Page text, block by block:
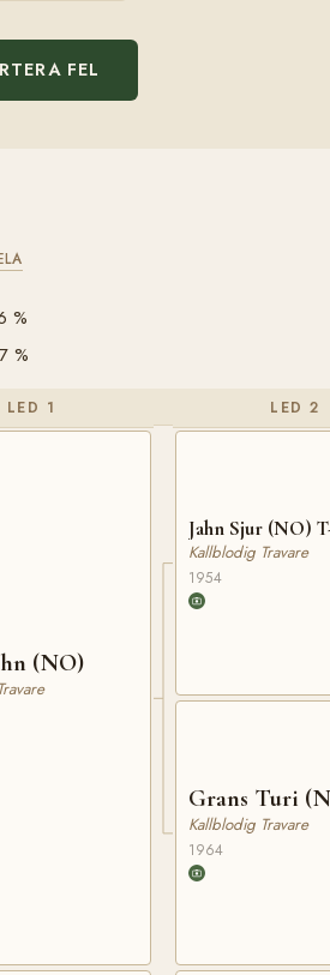
FEL
%
%
LED 1
(NO)
LED 2
Jahn Sjur (NO)
Kallblodig Travare
1954
Grans Turi
Kallblodig Travare
1964